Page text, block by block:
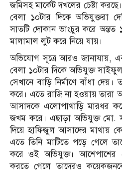
জমিসহ মার্কেট দখলের চেষ্টা
বেলা ১০টার দিকে অভিযুক্তরা
সাতটি দোকান ভাংচুর করে অন্তত
মালামাল লুট করে নিয়ে যায়।
অভিযোগ সূত্রে আরও জানাযায়,
বেলা ১০টার দিকে অভিযুক্ত
সেখানে বাড়ি নির্মাণে বাঁধা দেয়।
করে। এতে রাজি না হওয়ায় তারা
আসাদকে এলোপাথাড়ি মারধর
জখম করে। এছাড়া অভিযুক্ত মো.
দিয়ে হাফিজুল আসাদের মাথায়
এতে তিনি মাটিতে পড়ে গেলে
করে ওই অভিযুক্ত। আশেপাশের
করতে গেলে তাদেরও